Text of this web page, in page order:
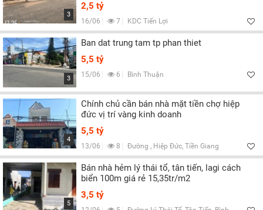
3
2,5 tỷ
16/06 7 KDC Tiến Lợi
3
Ban dat trung tam tp phan thiet
5,5 tỷ
15/06 6 Bình Thuận
4
Chính chủ cần bán nhà mặt tiền chợ hiệp
đức vị trí vàng kinh doanh
5,5 tỷ
13/06 8 Đường , Hiệp Đức, Tiền Giang
5
Bán nhà hẻm lý thái tổ, tân tiến, lagi cách
biển 100m giá rẻ 15,35tr/m2
3,5 tỷ